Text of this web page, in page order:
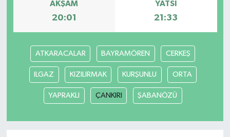
AKŞAM
20:01
YATSI
21:33
ATKARACALAR BAYRAMÖREN CERKEŞ
ILGAZ KIZILIRMAK KURŞUNLU ORTA
YAPRAKLI ÇANKIRI ŞABANÖZÜ